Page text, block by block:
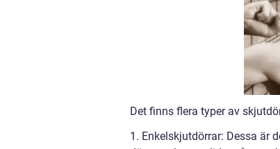
Det finns flera typer av
1. Enkelskjutdörrar: Dessa är